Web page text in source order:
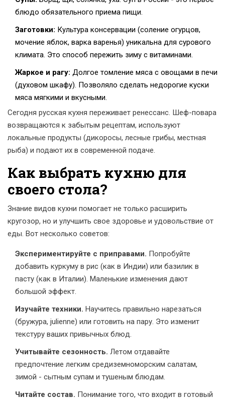
блюдо обязательного приема пищи.
Заготовки: Культура консервации (соление огурцов,
мочение яблок, варка варенья) уникальна для сурового
климата. Это способ пережить зиму с витаминами.
Жаркое и рагу: Долгое томление мяса с овощами в печи
(духовом шкафу). Позволяло сделать недорогие куски
мяса мягкими и вкусными.
Сегодня русская кухня переживает ренессанс. Шеф-повара
возвращаются к забытым рецептам, используют
локальные продукты (дикоросы, лесные грибы, местная
рыба) и подают их в современной подаче.
Как выбрать кухню для
своего стола?
Знание видов кухни помогает не только расширить
кругозор, но и улучшить свое здоровье и удовольствие от
еды. Вот несколько советов:
Экспериментируйте с приправами. Попробуйте
добавить куркуму в рис (как в Индии) или базилик в
пасту (как в Италии). Маленькие изменения дают
большой эффект.
Изучайте техники. Научитесь правильно нарезаться
(бружура, julienne) или готовить на пару. Это изменит
текстуру ваших привычных блюд.
Учитывайте сезонность. Летом отдавайте
предпочтение легким средиземноморским салатам,
зимой - сытным супам и тушеным блюдам.
Читайте состав. Понимание того, что входит в готовый